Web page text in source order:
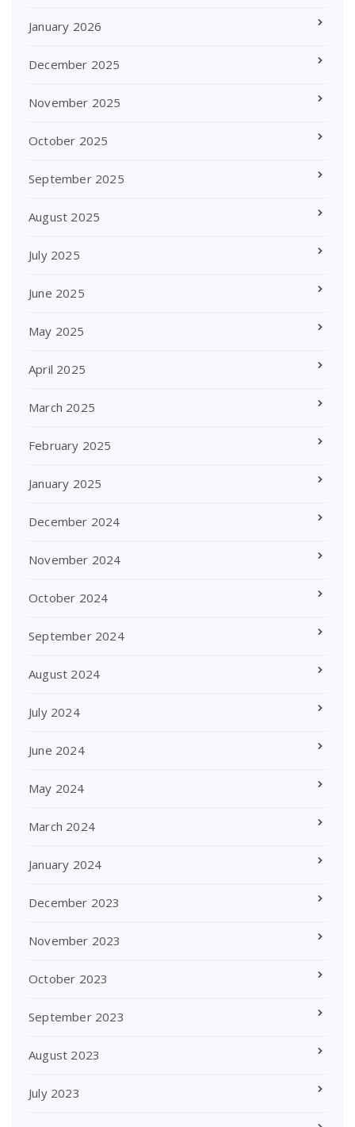
January 2026
December 2025
November 2025
October 2025
September 2025
August 2025
July 2025
June 2025
May 2025
April 2025
March 2025
February 2025
January 2025
December 2024
November 2024
October 2024
September 2024
August 2024
July 2024
June 2024
May 2024
March 2024
January 2024
December 2023
November 2023
October 2023
September 2023
August 2023
July 2023